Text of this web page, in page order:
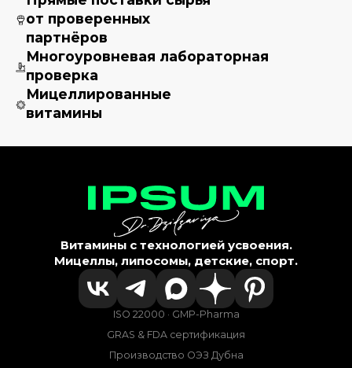
от проверенных
партнёров
Многоуровневая лабораторная
проверка
Мицеллированные
витамины
Витамины с технологией усвоения.
Мицеллы, липосомы, детские, спорт.
ISO 22000 · GMP-Pharma
GRAS & FDA сертификация
Производство ОЭЗ Дубна